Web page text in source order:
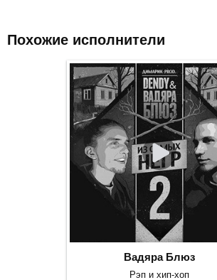
Похожие исполнители
Вадяра Блюз
Рэп и хип-хоп